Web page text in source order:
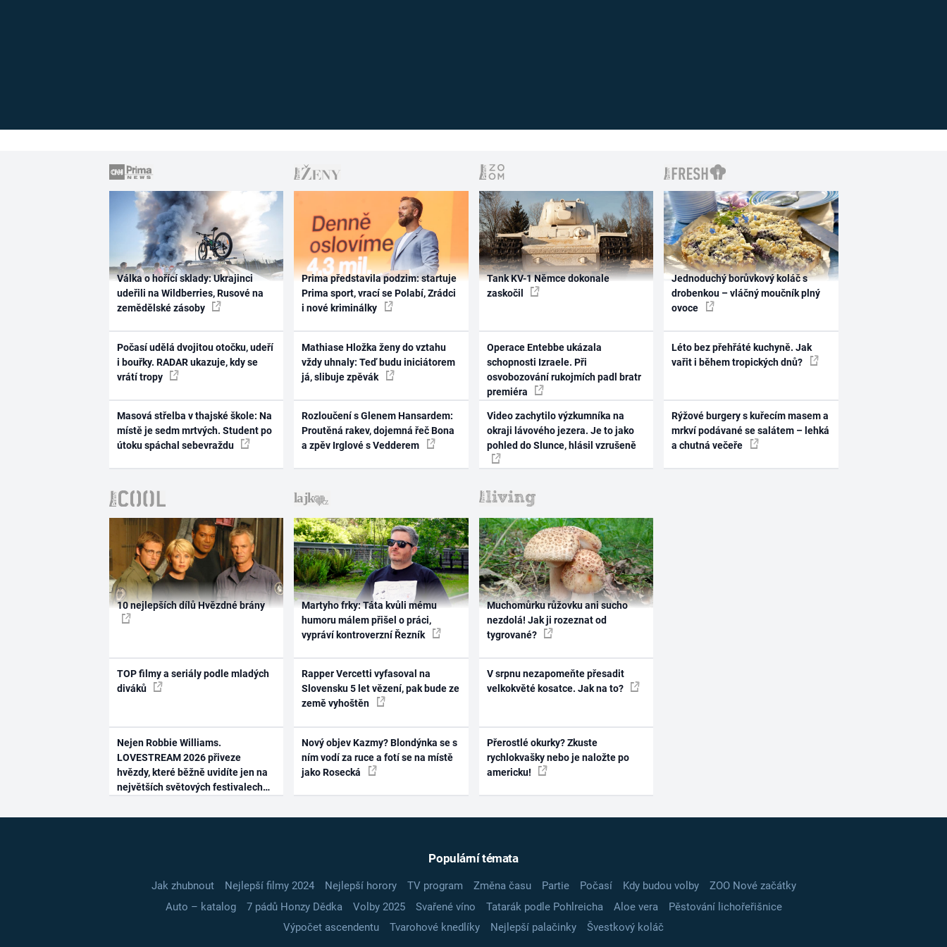
Válka o hořící sklady: Ukrajinci
udeřili na Wildberries, Rusové na
zemědělské zásoby
Počasí udělá dvojitou otočku, udeří
i bouřky. RADAR ukazuje, kdy se
vrátí tropy
Masová střelba v thajské škole: Na
místě je sedm mrtvých. Student po
útoku spáchal sebevraždu
Prima představila podzim: startuje
Prima sport, vrací se Polabí, Zrádci
i nové kriminálky
Mathiase Hložka ženy do vztahu
vždy uhnaly: Teď budu iniciátorem
já, slibuje zpěvák
Rozloučení s Glenem Hansardem:
Proutěná rakev, dojemná řeč Bona
a zpěv Irglové s Vedderem
Tank KV-1 Němce dokonale
zaskočil
Operace Entebbe ukázala
schopnosti Izraele. Při
osvobozování rukojmích padl bratr
premiéra
Video zachytilo výzkumníka na
okraji lávového jezera. Je to jako
pohled do Slunce, hlásil vzrušeně
Jednoduchý borůvkový koláč s
drobenkou – vláčný moučník plný
ovoce
Léto bez přehřáté kuchyně. Jak
vařit i během tropických dnů?
Rýžové burgery s kuřecím masem a
mrkví podávané se salátem – lehká
a chutná večeře
10 nejlepších dílů Hvězdné brány
TOP filmy a seriály podle mladých
diváků
Nejen Robbie Williams.
LOVESTREAM 2026 přiveze
hvězdy, které běžně uvidíte jen na
největších světových festivalech
Martyho frky: Táta kvůli mému
humoru málem přišel o práci,
vypráví kontroverzní Řezník
Rapper Vercetti vyfasoval na
Slovensku 5 let vězení, pak bude ze
země vyhoštěn
Nový objev Kazmy? Blondýnka se s
ním vodí za ruce a fotí se na místě
jako Rosecká
Muchomůrku růžovku ani sucho
nezdolá! Jak ji rozeznat od
tygrované?
V srpnu nezapomeňte přesadit
velkokvěté kosatce. Jak na to?
Přerostlé okurky? Zkuste
rychlokvašky nebo je naložte po
americku!
Populární témata
Jak zhubnout Nejlepší filmy 2024 Nejlepší horory TV program Změna času Partie Počasí Kdy budou volby
ZOO Nové začátky
Auto – katalog
7 pádů Honzy Dědka Volby 2025 Svařené víno Tatarák podle Pohlreicha Aloe vera
Pěstování lichořeřišnice
Výpočet ascendentu
Tvarohové knedlíky Nejlepší palačinky Švestkový koláč